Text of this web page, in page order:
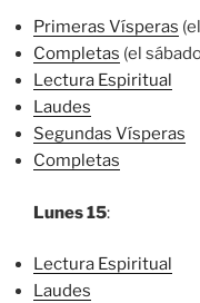
Primeras Vísperas
Completas (el
Lectura Espiritual
Laudes
Segundas Vísperas
Completas
Lunes 15:
Lectura Espiritual
Laudes